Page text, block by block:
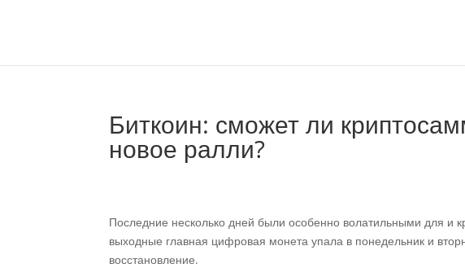
Биткоин: сможет ли
новое ралли?
Последние несколько дней были особенно волатильными для и
выходные главная цифровая монета упала в понедельник и
восстановление.